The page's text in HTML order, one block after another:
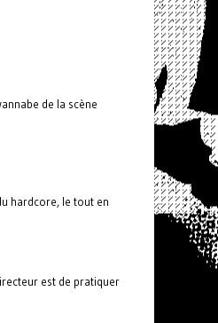
de la scène
hardcore, le tout en
est de pratiquer